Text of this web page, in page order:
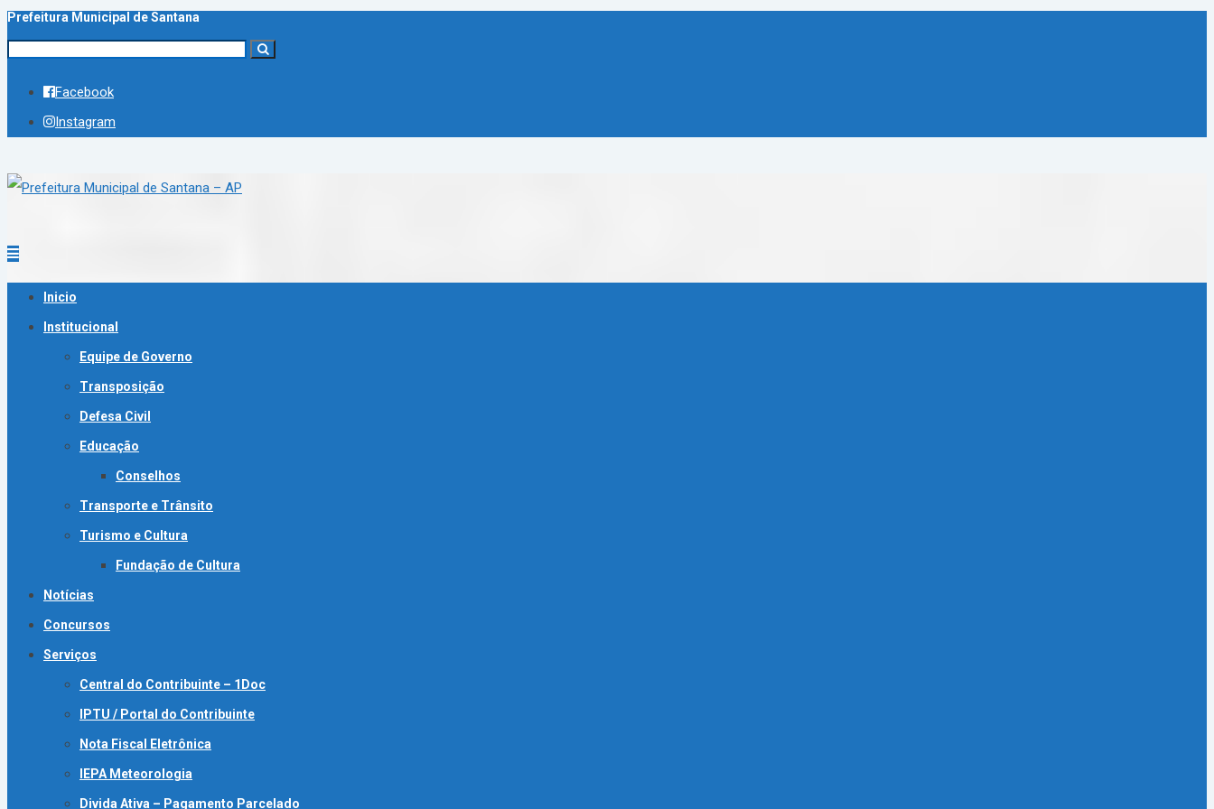
Prefeitura Municipal de Santana
Facebook
Instagram
Inicio
Institucional
Equipe de Governo
Transposição
Defesa Civil
Educação
Conselhos
Transporte e Trânsito
Turismo e Cultura
Fundação de Cultura
Notícias
Concursos
Serviços
Central do Contribuinte – 1Doc
IPTU / Portal do Contribuinte
Nota Fiscal Eletrônica
IEPA Meteorologia
Divida Ativa – Pagamento Parcelado